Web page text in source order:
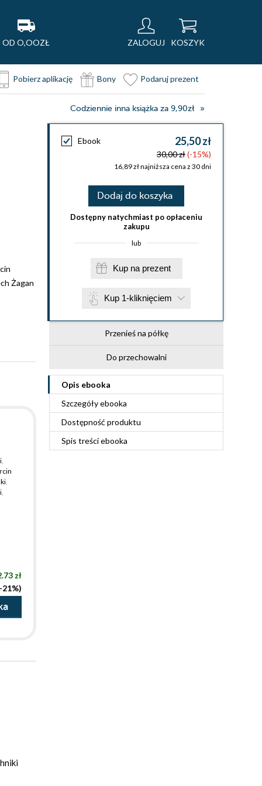
OD O,OOZŁ ZALOGUJ KOSZYK
Pobierz aplikację Bony Podaruj prezent
Codziennie inna książka za 9,90zł
Żagan
Ebook 25,50 zł
30,00 zł(-15%)
16,89 zł najniższa cena z 30 dni
Dodaj do koszyka
Dostępny natychmiast po opłaceniu
zakupu
lub
Kup na prezent
Kup 1-kliknięciem
Przenieś na półkę
Do przechowalni
Opis ebooka
Szczegółyebooka
Dostępność produktu
Spis treściebooka
,
,
,
zł
21%)